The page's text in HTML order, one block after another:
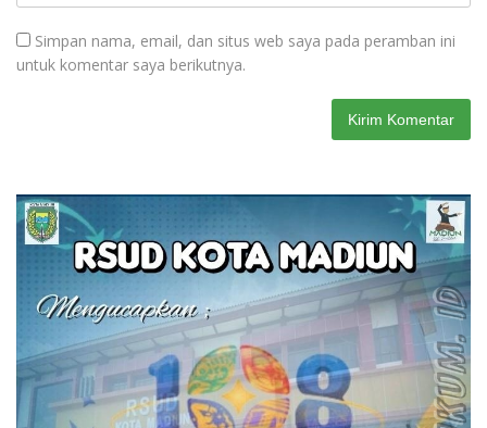
Simpan nama, email, dan situs web saya pada peramban ini
untuk komentar saya berikutnya.